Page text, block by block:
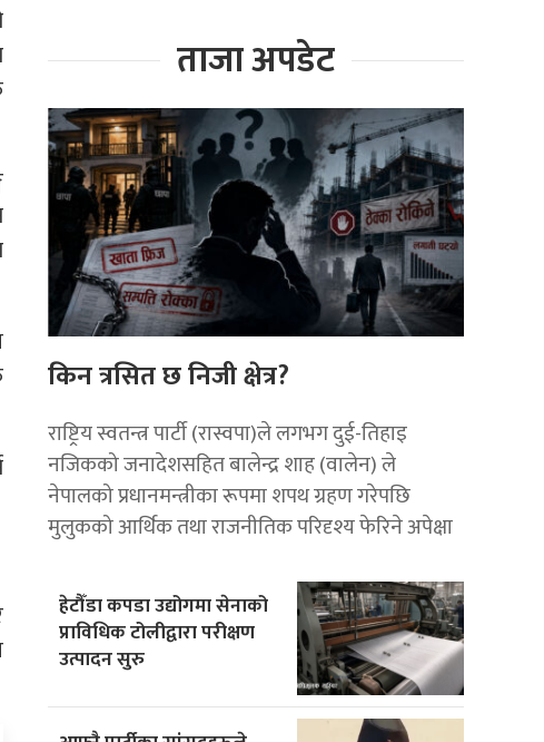
ताजा अपडेट
किन त्रसित छ निजी क्षेत्र?
राष्ट्रिय स्वतन्त्र पार्टी (रास्वपा)ले लगभग दुई-तिहाइ
नजिकको जनादेशसहित बालेन्द्र शाह (वालेन) ले
नेपालको प्रधानमन्त्रीका रूपमा शपथ ग्रहण गरेपछि
मुलुकको आर्थिक तथा राजनीतिक परिदृश्य फेरिने अपेक्षा
हेटौँडा कपडा उद्योगमा सेनाको
प्राविधिक टोलीद्वारा परीक्षण
उत्पादन सुरु